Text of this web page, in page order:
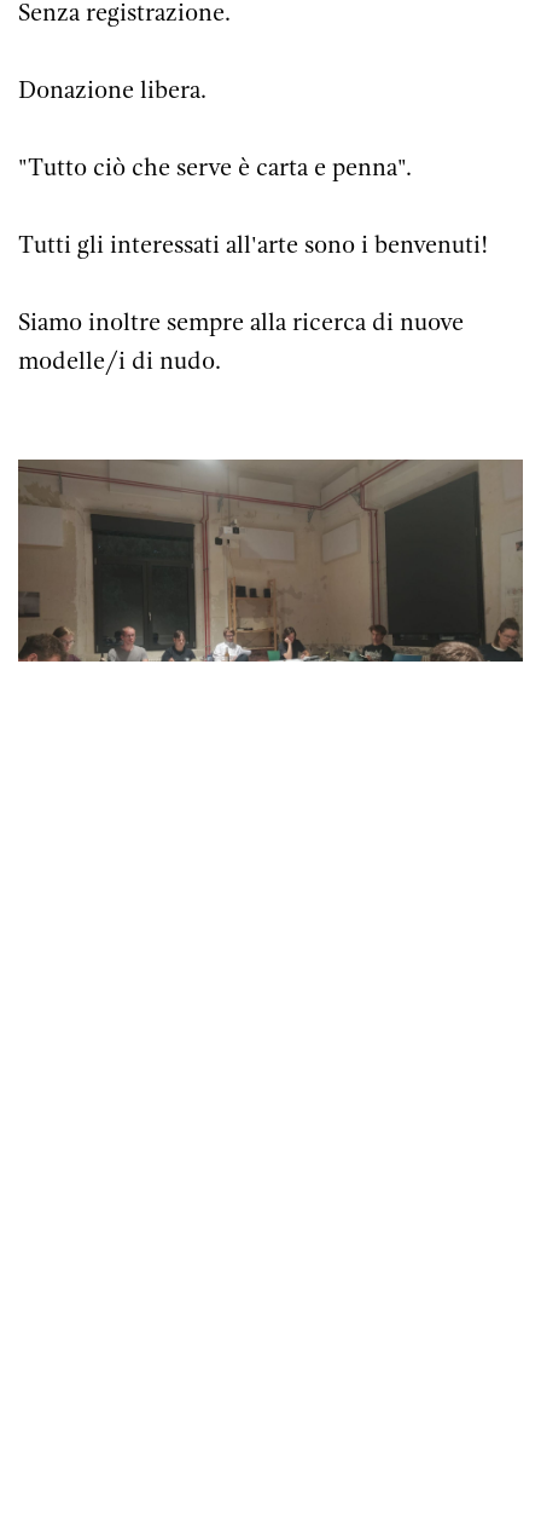
Senza registrazione.
Donazione libera.
"Tutto ciò che serve è carta e penna".
Tutti gli interessati all'arte sono i benvenuti!
Siamo inoltre sempre alla ricerca di nuove
modelle/i di nudo.